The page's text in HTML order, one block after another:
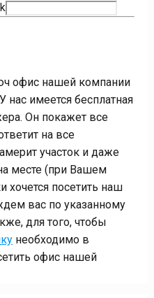
офис нашей компании
нас имеется бесплатная
Он покажет все
на все
участок и даже
месте (при Вашем
хочется посетить наш
вас по указанному
для того, чтобы
необходимо в
офис нашей